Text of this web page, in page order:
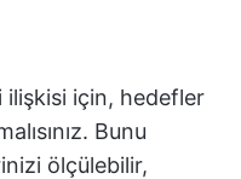
ilişkisi için, hedefler
Bunu
ölçülebilir,